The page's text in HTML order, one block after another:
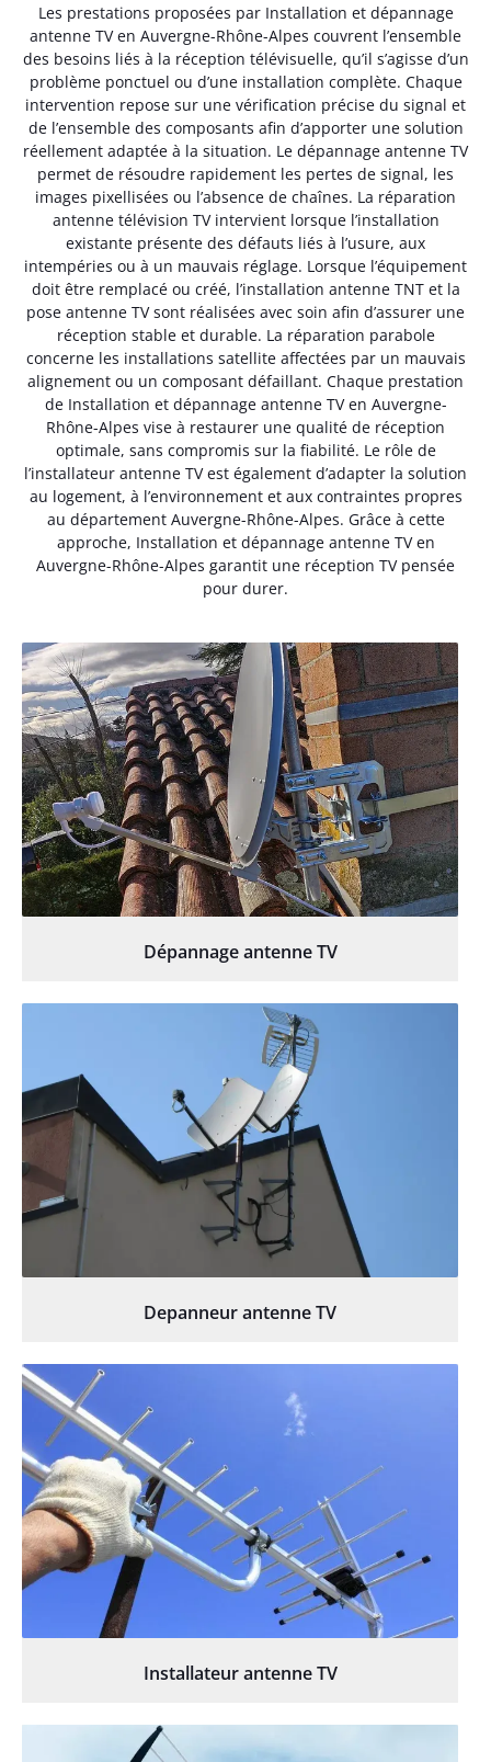
Les prestations proposées par Installation et dépannage
antenne TV en Auvergne-Rhône-Alpes couvrent l’ensemble
des besoins liés à la réception télévisuelle, qu’il s’agisse d’un
problème ponctuel ou d’une installation complète. Chaque
intervention repose sur une vérification précise du signal et
de l’ensemble des composants afin d’apporter une solution
réellement adaptée à la situation. Le dépannage antenne TV
permet de résoudre rapidement les pertes de signal, les
images pixellisées ou l’absence de chaînes. La réparation
antenne télévision TV intervient lorsque l’installation
existante présente des défauts liés à l’usure, aux
intempéries ou à un mauvais réglage. Lorsque l’équipement
doit être remplacé ou créé, l’installation antenne TNT et la
pose antenne TV sont réalisées avec soin afin d’assurer une
réception stable et durable. La réparation parabole
concerne les installations satellite affectées par un mauvais
alignement ou un composant défaillant. Chaque prestation
de Installation et dépannage antenne TV en Auvergne-
Rhône-Alpes vise à restaurer une qualité de réception
optimale, sans compromis sur la fiabilité. Le rôle de
l’installateur antenne TV est également d’adapter la solution
au logement, à l’environnement et aux contraintes propres
au département Auvergne-Rhône-Alpes. Grâce à cette
approche, Installation et dépannage antenne TV en
Auvergne-Rhône-Alpes garantit une réception TV pensée
pour durer.
Dépannage antenne TV
Depanneur antenne TV
Installateur antenne TV